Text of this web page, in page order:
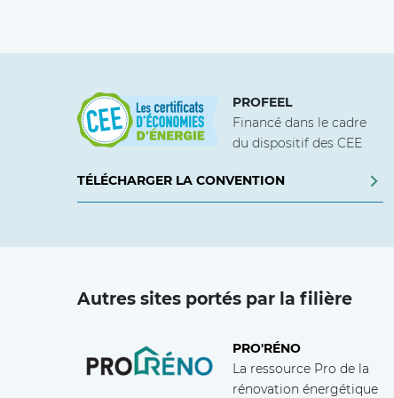
PROFEEL
Financé dans le cadre
du dispositif des CEE
TÉLÉCHARGER LA CONVENTION
Autres sites portés par la filière
PRO'RÉNO
La ressource Pro de la
rénovation énergétique